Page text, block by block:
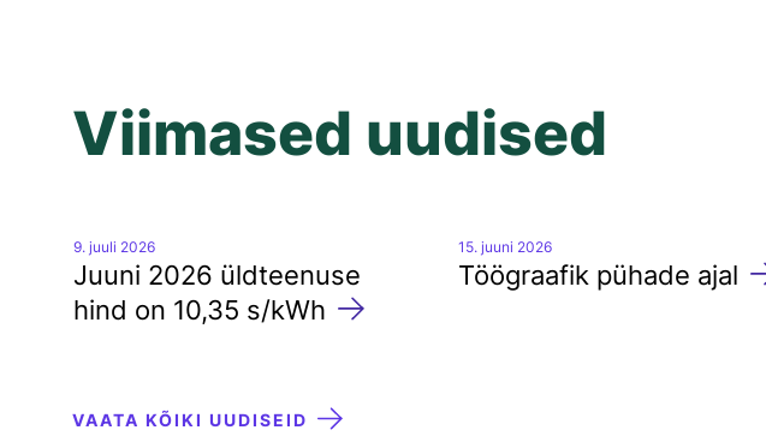
Viimased uudised
9. juuli 2026
Juuni 2026 üldteenuse
hind on 10,35 s/kWh
15. juuni 2026
Töögraafik pühade ajal
VAATA KÕIKI UUDISEID